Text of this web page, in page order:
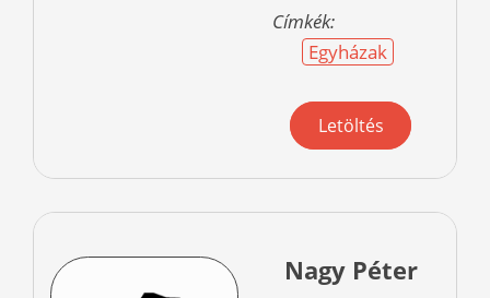
Címkék:
Egyházak
Letöltés
Nagy Péter